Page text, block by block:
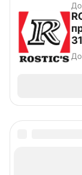
До
До